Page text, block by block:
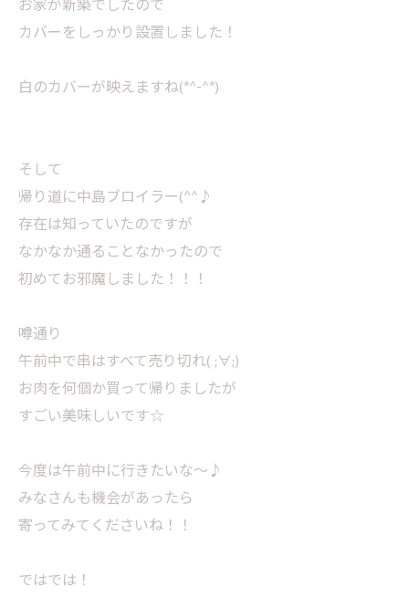
お家が新築でしたので
カバーをしっかり設置しました！
白のカバーが映えますね(*^-^*)
そして
帰り道に中島ブロイラー(^^♪
存在は知っていたのですが
なかなか通ることなかったので
初めてお邪魔しました！！！
噂通り
午前中で串はすべて売り切れ( ;∀;)
お肉を何個か買って帰りましたが
すごい美味しいです☆
今度は午前中に行きたいな～♪
みなさんも機会があったら
寄ってみてくださいね！！
ではでは！